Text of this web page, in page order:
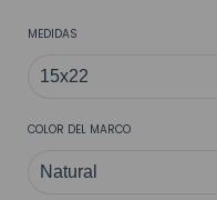
MEDIDAS
COLOR DEL MARCO